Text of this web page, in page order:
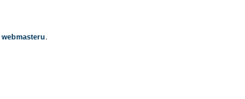
webmasteru